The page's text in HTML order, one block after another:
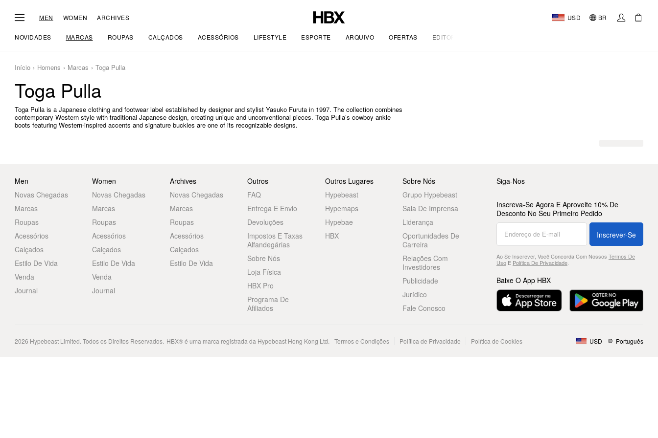
MEN WOMEN ARCHIVES USD BR
NOVIDADES MARCAS ROUPAS CALÇADOS ACESSÓRIOS LIFESTYLE ESPORTE ARQUIVO OFERTAS EDITORIAL
Início Homens Marcas Toga Pulla
Toga Pulla
Toga Pulla is a Japanese clothing and footwear label established by designer and stylist Yasuko Furuta in 1997. The collection combines
contemporary Western style with traditional Japanese design, creating unique and unconventional pieces. Toga Pulla’s cowboy ankle
boots featuring Western-inspired accents and signature buckles are one of its recognizable designs.
Men
Novas Chegadas
Marcas
Roupas
Acessórios
Calçados
Estilo De Vida
Venda
Journal
Women
Novas Chegadas
Marcas
Roupas
Acessórios
Calçados
Estilo De Vida
Venda
Journal
Archives
Novas Chegadas
Marcas
Roupas
Acessórios
Calçados
Estilo De Vida
Outros
FAQ
Entrega E Envio
Devoluções
Impostos E Taxas
Alfandegárias
Sobre Nós
Loja Física
HBX Pro
Programa De
Afiliados
Outros Lugares
Hypebeast
Hypemaps
Hypebae
HBX
Sobre Nós
Grupo Hypebeast
Sala De Imprensa
Liderança
Oportunidades De
Carreira
Relações Com
Investidores
Publicidade
Jurídico
Fale Conosco
Siga-Nos
Inscreva-Se Agora E Aproveite 10% De
Desconto No Seu Primeiro Pedido
Inscrever-Se
Ao Se Inscrever, Você Concorda Com Nossos Termos De
UsoE Política De Privacidade.
Baixe O App HBX
2026 Hypebeast Limited. Todos os Direitos Reservados. HBX® é uma marca registrada da Hypebeast Hong Kong Ltd. Termos e Condições Política de Privacidade Política de Cookies USD Português